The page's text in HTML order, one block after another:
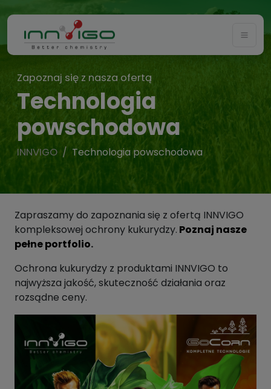
Zapoznaj się z nasza ofertą
Technologia
powschodowa
INNVIGO Technologia powschodowa
Zapraszamy do zapoznania się z ofertą INNVIGO
kompleksowej ochrony kukurydzy. Poznaj nasze
pełne portfolio.
Ochrona kukurydzy z produktami INNVIGO to
najwyższa jakość, skuteczność działania oraz
rozsądne ceny.